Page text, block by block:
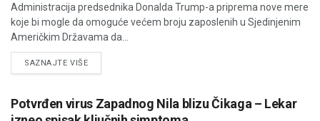
Administracija predsednika Donalda Trump-a priprema nove mere
koje bi mogle da omoguće većem broju zaposlenih u Sjedinjenim
Američkim Državama da...
SAZNAJTE VIŠEDETAILS
Potvrđen virus Zapadnog Nila blizu Čikaga – Lekar